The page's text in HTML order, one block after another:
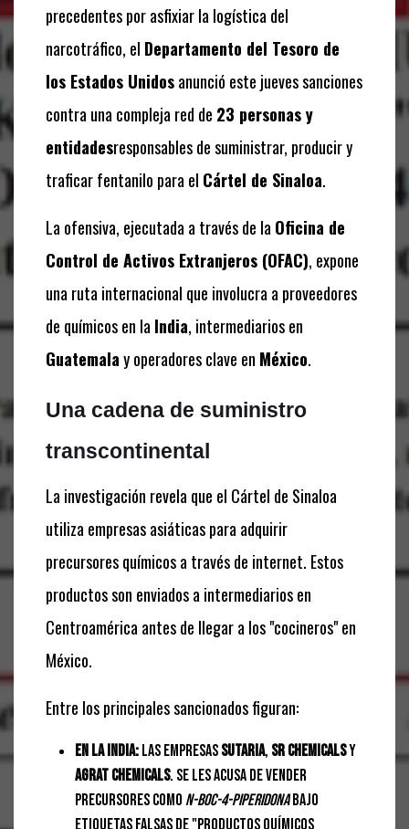
precedentes por asfixiar la logística del
narcotráfico, el Departamento del Tesoro de
los Estados Unidosanunció este jueves sanciones
contra una compleja red de 23 personas y
entidadesresponsables de suministrar, producir y
traficar fentanilo para el Cártel de Sinaloa.
La ofensiva, ejecutada a través de la Oficina de
Control de Activos Extranjeros (OFAC), expone
una ruta internacional que involucra a proveedores
de químicos en la India, intermediarios en
Guatemalay operadores clave en México.
Una cadena de suministro
transcontinental
La investigación revela que el Cártel de Sinaloa
utiliza empresas asiáticas para adquirir
precursores químicos a través de internet. Estos
productos son enviados a intermediarios en
Centroamérica antes de llegar a los "cocineros" en
México.
Entre los principales sancionados figuran:
En la India:Las empresasSutaria, SR Chemicalsy
Agrat Chemicals. Se les acusa de vender
precursores comoN-Boc-4-piperidonabajo
etiquetas falsas de "productos químicos